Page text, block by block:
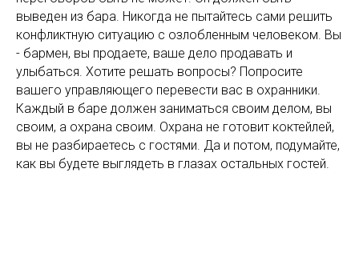
выведен из бара. Никогда не пытайтесь сами решить
конфликтную ситуацию с озлобленным человеком. Вы
- бармен, вы продаете, ваше дело продавать и
улыбаться. Хотите решать вопросы? Попросите
вашего управляющего перевести вас в охранники.
Каждый в баре должен заниматься своим делом, вы
своим, а охрана своим. Охрана не готовит коктейлей,
вы не разбираетесь с гостями. Да и потом, подумайте,
как вы будете выглядеть в глазах остальных гостей.